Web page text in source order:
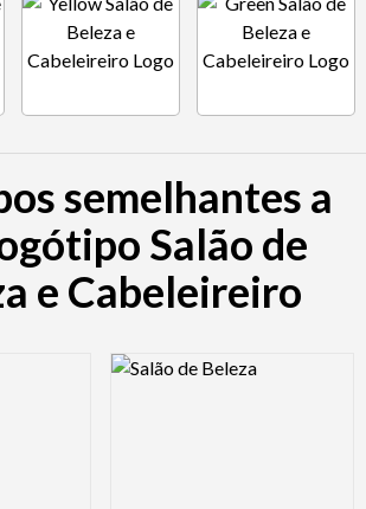
semelhantes a
Salão de
e Cabeleireiro
Logo Preview Image